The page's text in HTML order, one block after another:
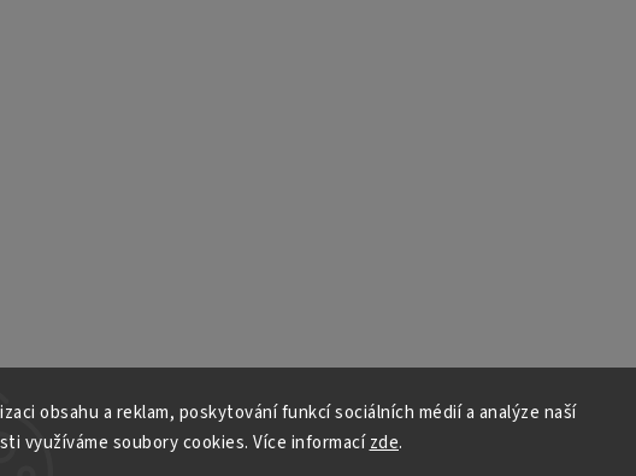
obsahu a reklam, poskytování funkcí sociálních médií a analýze naší
využíváme soubory cookies. Více informacízde.